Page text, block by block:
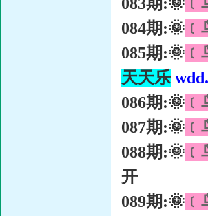
084期:🌞
085期:🌞
天天乐
086期:🌞
087期:🌞
088期:🌞
开
089期:🌞